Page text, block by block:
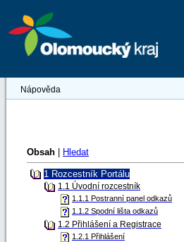
Nápověda